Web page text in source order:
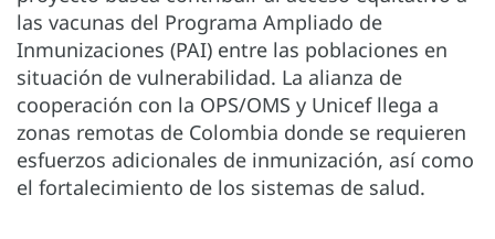
las vacunas del Programa Ampliado de
Inmunizaciones (PAI) entre las poblaciones en
situación de vulnerabilidad. La alianza de
cooperación con la OPS/OMS y Unicef llega a
zonas remotas de Colombia donde se requieren
esfuerzos adicionales de inmunización, así como
el fortalecimiento de los sistemas de salud.